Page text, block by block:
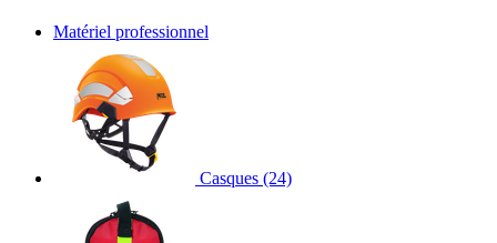
Matériel professionnel
Casques (24)